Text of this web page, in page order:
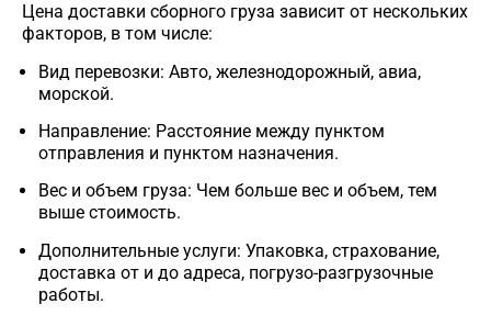
Цена доставки сборного груза зависит от нескольких
факторов, в том числе:
Вид перевозки: Авто, железнодорожный, авиа,
морской.
Направление: Расстояние между пунктом
отправления и пунктом назначения.
Вес и объем груза: Чем больше вес и объем, тем
выше стоимость.
Дополнительные услуги: Упаковка, страхование,
доставка от и до адреса, погрузо-разгрузочные
работы.